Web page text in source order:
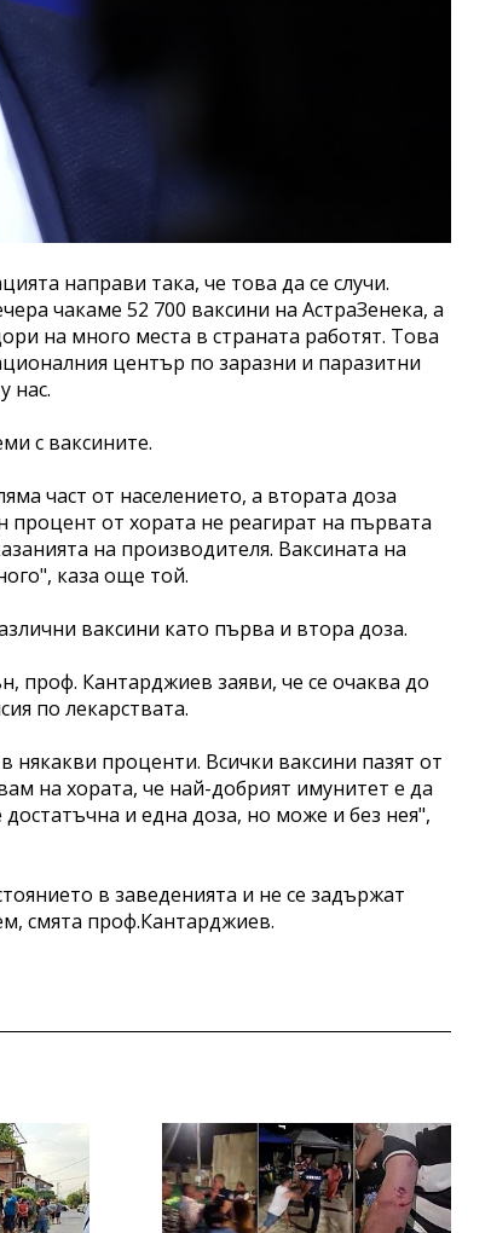
направи така, че това да се случи.
чакаме 52 700 ваксини на АстраЗенека, а
на много места в страната работят. Това
център по заразни и паразитни
нас.
с ваксините.
част от населението, а втората доза
от хората не реагират на първата
на производителя. Ваксината на
каза още той.
ваксини като първа и втора доза.
проф. Кантарджиев заяви, че се очаква до
по лекарствата.
някакви проценти. Всички ваксини пазят от
на хората, че най-добрият имунитет е да
достатъчна и една доза, но може и без нея",
в заведенията и не се задържат
смята проф.Кантарджиев.